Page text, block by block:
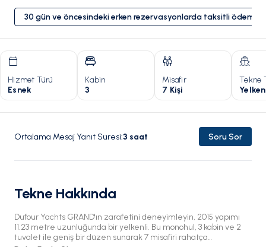
30 gün ve öncesindeki erken rezervasyonlarda taksitli ödeme
Hizmet Türü
Esnek
Kabin
3
Misafir
7 Kişi
Tekne
Ortalama Mesaj Yanıt Süresi:3 saat Soru Sor
Tekne Hakkında
Dufour Yachts GRAND'ın zarafetini deneyimleyin, 2015 yapımı
11.23 metre uzunluğunda bir yelkenli. Bu monohul, 3 kabin ve 2
tuvalet ile geniş bir düzen sunarak 7 misafiri rahatça